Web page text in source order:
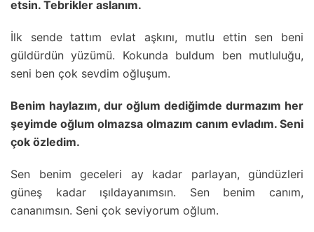
etsin. Tebrikler aslanım.
İlk sende tattım evlat aşkını, mutlu ettin sen beni
güldürdün yüzümü. Kokunda buldum ben mutluluğu,
seni ben çok sevdim oğluşum.
Benim haylazım, dur oğlum dediğimde durmazım her
şeyimde oğlum olmazsa olmazım canım evladım. Seni
çok özledim.
Sen benim geceleri ay kadar parlayan, gündüzleri
güneş kadar ışıldayanımsın. Sen benim canım,
cananımsın. Seni çok seviyorum oğlum.